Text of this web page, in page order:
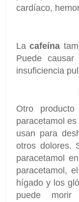
cardíaco,
Lacafeína
Puede
insuficiencia
Otro
paracetamol
usan para
otros dolores.
paracetamol
paracetamol,
hígado y los
puede